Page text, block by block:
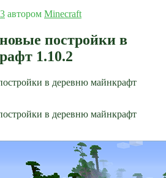
автором Minecraft
постройки в
1.10.2